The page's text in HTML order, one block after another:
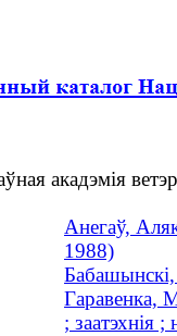
акадэмія
Анегаў,
1988)
Гаравенка,
; заатэхнія